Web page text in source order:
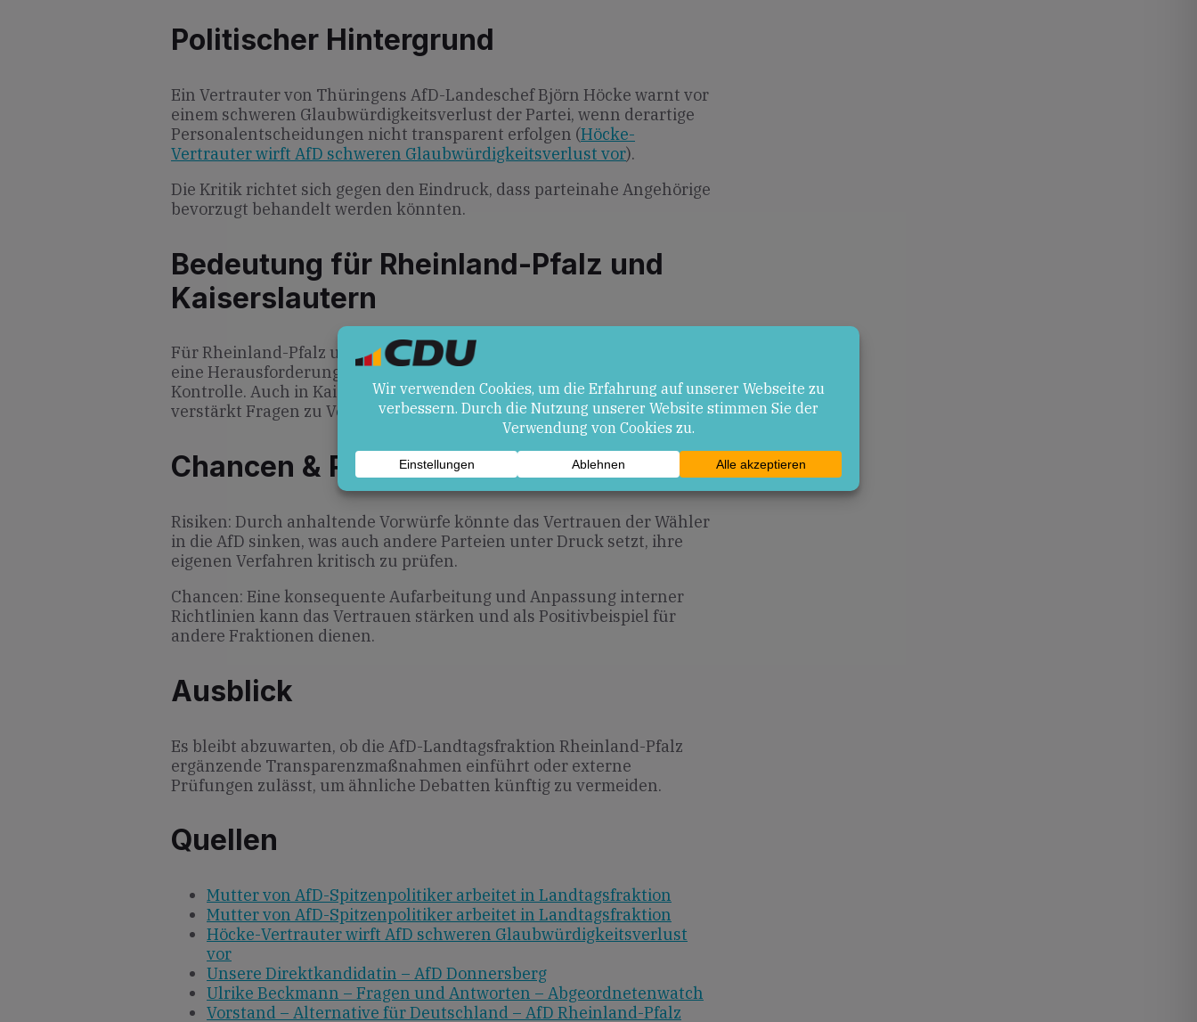
Politischer Hintergrund
Ein Vertrauter von Thüringens AfD-Landeschef Björn Höcke warnt vor
einem schweren Glaubwürdigkeitsverlust der Partei, wenn derartige
Personalentscheidungen nicht transparent erfolgen (Höcke-
Vertrauter wirft AfD schweren Glaubwürdigkeitsverlust vor).
Die Kritik richtet sich gegen den Eindruck, dass parteinahe Angehörige
bevorzugt behandelt werden könnten.
Bedeutung für Rheinland-Pfalz und
Kaiserslautern
Für Rheinland-Pfalz und die Hauptstadt Mainz bedeutet die Debatte
eine Herausforderung in puncto Transparenz und parlamentarische
Kontrolle. Auch in Kaiserslautern könnten Bürger und lokale Akteure
verstärkt Fragen zu Vergabestandards und Compliance stellen.
Chancen & Risiken
Risiken: Durch anhaltende Vorwürfe könnte das Vertrauen der Wähler
in die AfD sinken, was auch andere Parteien unter Druck setzt, ihre
eigenen Verfahren kritisch zu prüfen.
Chancen: Eine konsequente Aufarbeitung und Anpassung interner
Richtlinien kann das Vertrauen stärken und als Positivbeispiel für
andere Fraktionen dienen.
Ausblick
Es bleibt abzuwarten, ob die AfD-Landtagsfraktion Rheinland-Pfalz
ergänzende Transparenzmaßnahmen einführt oder externe
Prüfungen zulässt, um ähnliche Debatten künftig zu vermeiden.
Quellen
Mutter von AfD-Spitzenpolitiker arbeitet in Landtagsfraktion
Mutter von AfD-Spitzenpolitiker arbeitet in Landtagsfraktion
Höcke-Vertrauter wirft AfD schweren Glaubwürdigkeitsverlust
vor
Unsere Direktkandidatin – AfD Donnersberg
Ulrike Beckmann – Fragen und Antworten – Abgeordnetenwatch
Vorstand – Alternative für Deutschland – AfD Rheinland-Pfalz